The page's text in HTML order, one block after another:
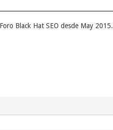
Black Hat SEO desde May 2015.